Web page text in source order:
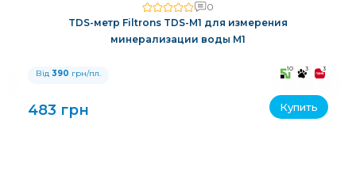
0
TDS-метр Filtrons TDS-M1 для измерения
минерализации воды M1
Від 390 грн/пл. 10 3 3
483 грн Купить